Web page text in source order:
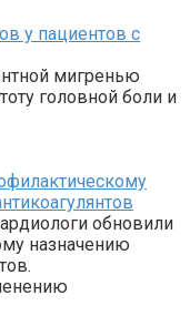
у пациентов с
мигренью
головной боли и
обновили
назначению